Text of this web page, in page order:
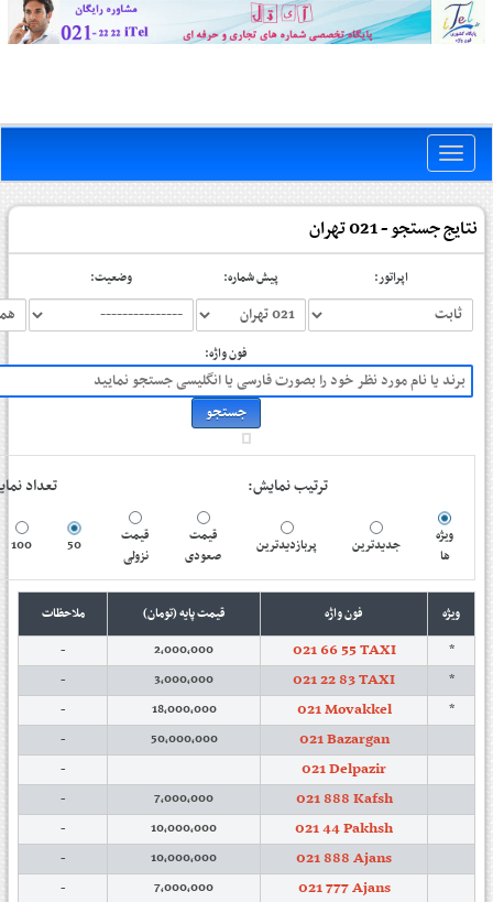
Toggle
نتایج جستجو - 021 تهران
اپراتور: پیش شماره: وضعیت:
فون واژه:
ترتیب نمایش: تعداد
ویژه
ها
جدیدترین پربازدیدترین
قیمت
صعودی
قیمت
نزولی
50
100
ویژه فون واژه قیمت پایه (تومان)
ملاحظات
*
021 66 55 TAXI
2,000,000
-
*
021 22 83 TAXI
3,000,000
-
*
021 Movakkel
18,000,000
-
021 Bazargan
50,000,000
-
021 Delpazir
-
021 888 Kafsh
7,000,000
-
021 44 Pakhsh
10,000,000
-
021 888 Ajans
10,000,000
-
021 777 Ajans
7,000,000
-